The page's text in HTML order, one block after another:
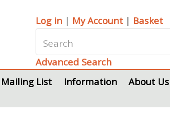
Log in | My Account | Basket
Advanced Search
Mailing List Information About Us